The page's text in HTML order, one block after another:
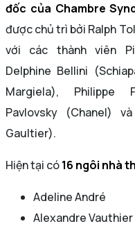
đốc của Chambre
được chủ trì bởi Ralph
với các thành viên
Delphine Bellini
Margiela), Philippe
Pavlovsky (Chanel)
Gaultier).
Hiện tại có16 ngôi nhà
Adeline André
Alexandre Vauthier